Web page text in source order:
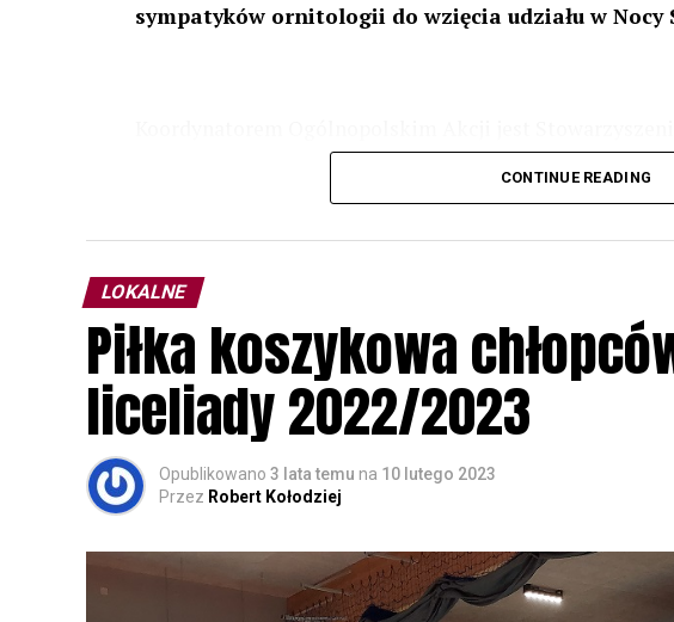
sympatyków ornitologii do wzięcia udziału w Nocy
odbędzie się w dniach24 i 25 lutego 2023 r. wg
Wszystkich uczestników zapraszamy do udziału w Akcji,
rozpoznawanie głosów sów i wymianę doświadczeń
zapisy.
CONTINUE READING
LOKALNE
Piłka koszykowa
liceliady 2022/2023
Opublikowano 3 lata temu na 10 lutego 2023
Przez Robert Kołodziej